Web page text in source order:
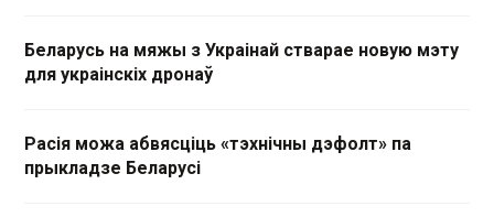
Беларусь на мяжы з Украінай стварае новую мэту
для украінскіх дронаў
Расія можа абвясціць «тэхнічны дэфолт» па
прыкладзе Беларусі